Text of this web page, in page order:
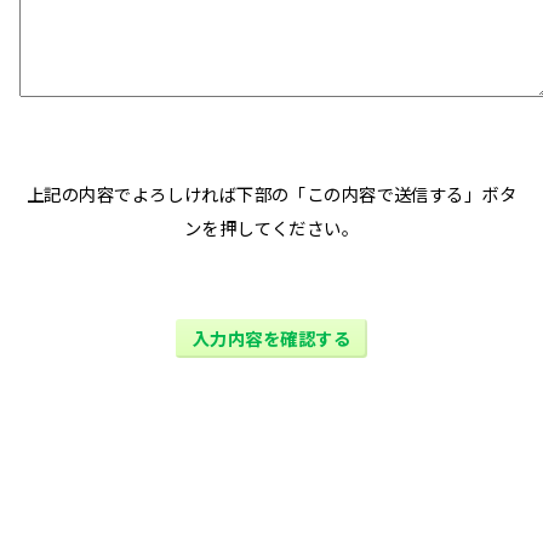
上記の内容でよろしければ下部の「この内容で送信する」ボタ
ンを押してください。